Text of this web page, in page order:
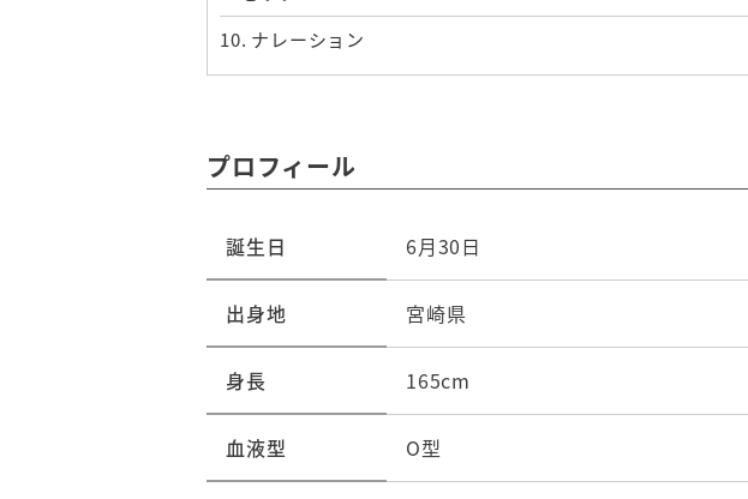
10. ナレーション
プロフィール
誕生日 6月30日
出身地 宮崎県
身長 165cm
血液型 O型